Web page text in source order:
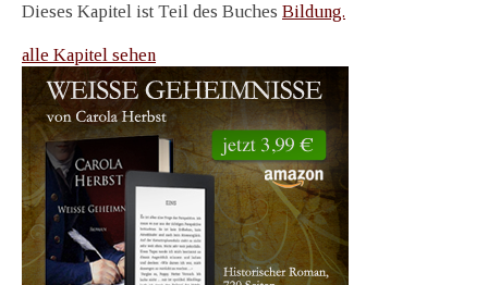
Dieses Kapitel ist Teil des Buches Bildung.
alle Kapitel sehen